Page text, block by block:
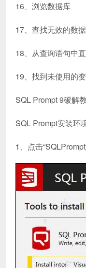
16、浏览数据库
17、查找无效的数
18、从查询语句中
19、找到未使用的
SQL Prompt 9破解
SQL Prompt安装环
1、点击